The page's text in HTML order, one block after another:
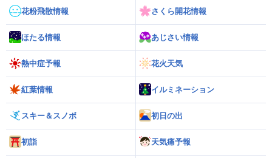
花粉飛散情報 さくら開花情報
ほたる情報 あじさい情報
熱中症予報 花火天気
紅葉情報 イルミネーション
スキー＆スノボ 初日の出
初詣 天気痛予報